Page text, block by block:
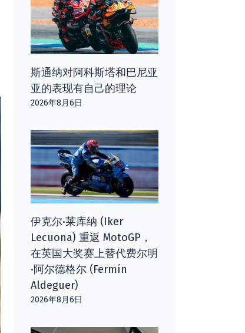
斯通纳对阿科斯塔和巴尼亚
亚的表现有自己的理论
2026年8月6日
伊克尔·莱库纳 (Iker
Lecuona) 重返 MotoGP，
在英国大奖赛上替代费尔明
·阿尔德格尔 (Fermín
Aldeguer)
2026年8月6日